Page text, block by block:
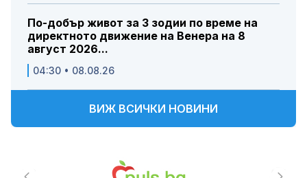
По-добър живот за 3 зодии по време на
директното движение на Венера на 8
август 2026...
04:30 • 08.08.26
ВИЖ ВСИЧКИ НОВИНИ